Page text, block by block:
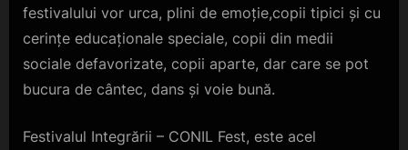
festivalului vor urca, plini de emoție,copii tipici și cu
cerințe educaționale speciale, copii din medii
sociale defavorizate, copii aparte, dar care se pot
bucura de cântec, dans și voie bună.
Festivalul Integrării – CONIL Fest, este acel